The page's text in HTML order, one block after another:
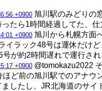
+0900 旭川駅のみどりの
ったら1時間経過してた、仕
+0900 旭川から札幌方面
イラック48号は運休だけ
が約2時間遅れで運行され
+0900 @tomokazu2022
ど前の旭川駅でのアナウ
したし、JR北海道のサイ